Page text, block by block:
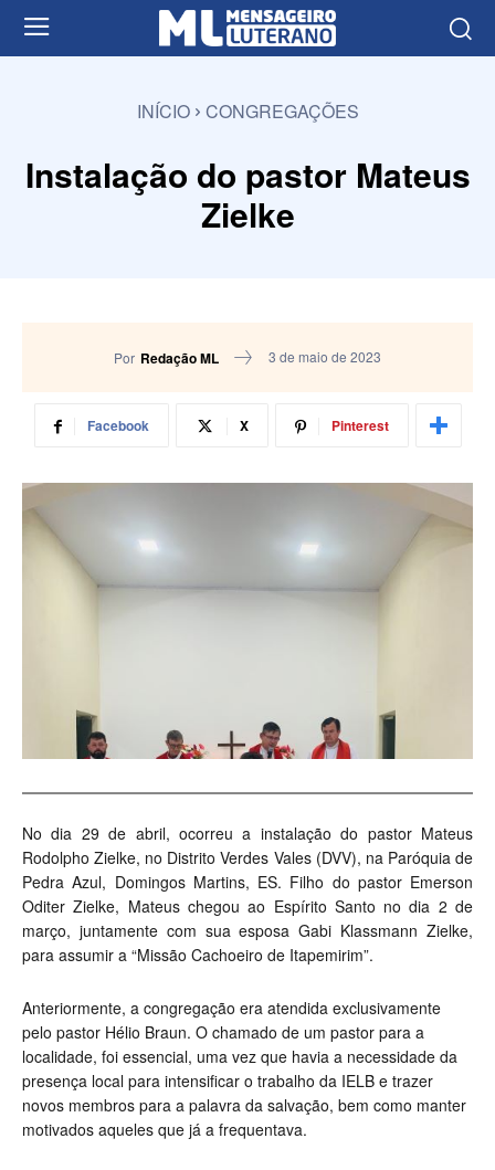
INÍCIO CONGREGAÇÕES
Instalação do pastor Mateus
Zielke
Por Redação ML 3 de maio de 2023
Facebook X Pinterest
No dia 29 de abril, ocorreu a instalação do pastor Mateus
Rodolpho Zielke, no Distrito Verdes Vales (DVV), na Paróquia de
Pedra Azul, Domingos Martins, ES. Filho do pastor Emerson
Oditer Zielke, Mateus chegou ao Espírito Santo no dia 2 de
março, juntamente com sua esposa Gabi Klassmann Zielke,
para assumir a “Missão Cachoeiro de Itapemirim”.
Anteriormente, a congregação era atendida exclusivamente
pelo pastor Hélio Braun. O chamado de um pastor para a
localidade, foi essencial, uma vez que havia a necessidade da
presença local para intensificar o trabalho da IELB e trazer
novos membros para a palavra da salvação, bem como manter
motivados aqueles que já a frequentava.